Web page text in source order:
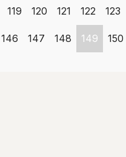
119 120 121 122 123
146 147 148 149 150